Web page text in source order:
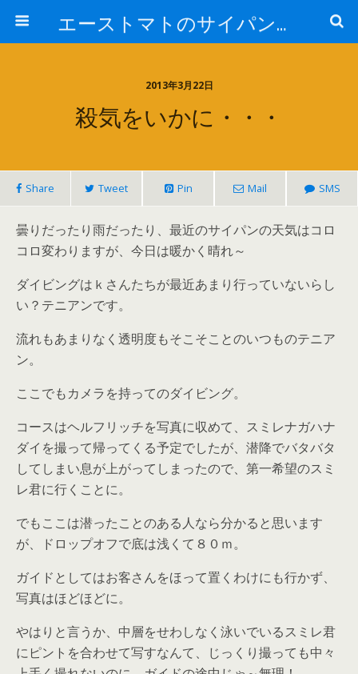
エーストマトのサイパンダイビング日記
2013年3月22日
殺気をいかに・・・
Share Tweet Pin Mail SMS
曇りだったり雨だったり、最近のサイパンの天気はコロ
コロ変わりますが、今日は暖かく晴れ～
ダイビングはｋさんたちが最近あまり行っていないらし
い？テニアンです。
流れもあまりなく透明度もそこそことのいつものテニア
ン。
ここでもカメラを持ってのダイビング。
コースはヘルフリッチを写真に収めて、スミレナガハナ
ダイを撮って帰ってくる予定でしたが、潜降でバタバタ
してしまい息が上がってしまったので、第一希望のスミ
レ君に行くことに。
でもここは潜ったことのある人なら分かると思います
が、ドロップオフで底は浅くて８０ｍ。
ガイドとしてはお客さんをほって置くわけにも行かず、
写真はほどほどに。
やはりと言うか、中層をせわしなく泳いでいるスミレ君
にピントを合わせて写すなんて、じっくり撮っても中々